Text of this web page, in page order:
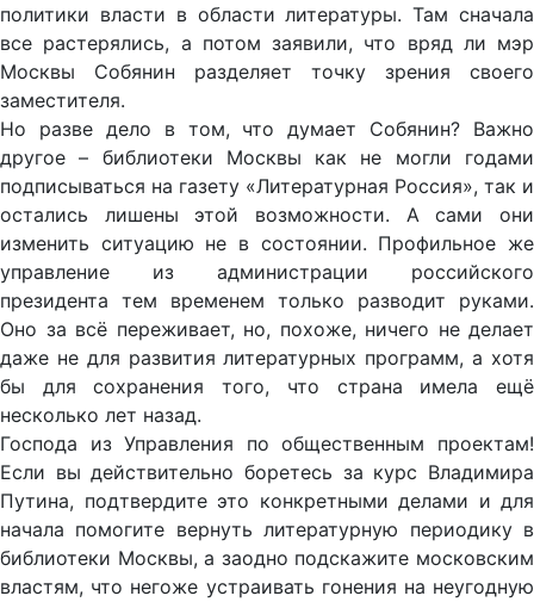
политики власти в области литературы. Там сначала
все растерялись, а потом заявили, что вряд ли мэр
Москвы Собянин разделяет точку зрения своего
заместителя.
Но разве дело в том, что думает Собянин? Важно
другое – библиотеки Москвы как не могли годами
подписываться на газету «Литературная Россия», так и
остались лишены этой возможности. А сами они
изменить ситуацию не в состоянии. Профильное же
управление из администрации российского
президента тем временем только разводит руками.
Оно за всё переживает, но, похоже, ничего не делает
даже не для развития литературных программ, а хотя
бы для сохранения того, что страна имела ещё
несколько лет назад.
Господа из Управления по общественным проектам!
Если вы действительно боретесь за курс Владимира
Путина, подтвердите это конкретными делами и для
начала помогите вернуть литературную периодику в
библиотеки Москвы, а заодно подскажите московским
властям, что негоже устраивать гонения на неугодную